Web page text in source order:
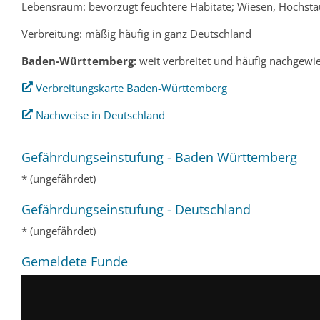
Lebensraum: bevorzugt feuchtere Habitate; Wiesen,
Verbreitung: mäßig häufig in ganz Deutschland
Baden-Württemberg: weit verbreitet und häufig
Verbreitungskarte Baden-Württemberg
Nachweise in Deutschland
Gefährdungseinstufung - Baden Württemberg
* (ungefährdet)
Gefährdungseinstufung - Deutschland
* (ungefährdet)
Gemeldete Funde